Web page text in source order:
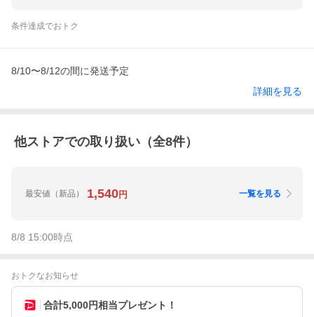
条件達成でおトク
8/10〜8/12の間に発送予定
詳細を見る
他ストアでの取り扱い（全8件）
最安値 （新品） 1,540円 一覧を見る
8/8 15:00時点
おトクなお知らせ
合計5,000円相当プレゼント！